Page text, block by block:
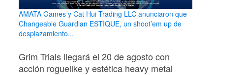
AMATA Games y Cat Hui Trading LLC anunciaron que
Changeable Guardian ESTIQUE, un shoot’em up de
desplazamiento...
Grim Trials llegará el 20 de agosto con
acción roguelike y estética heavy metal